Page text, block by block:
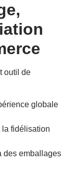
outil de
globale
la fidélisation
des emballages